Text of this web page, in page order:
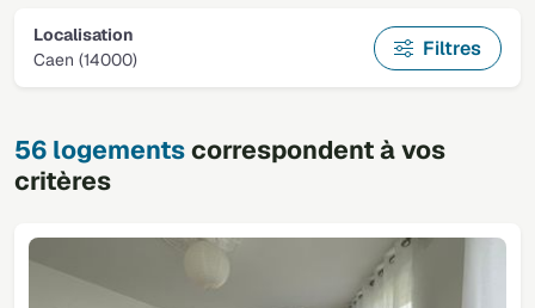
Localisation
Caen (14000)
Filtres
56 logementscorrespondent à vos
critères